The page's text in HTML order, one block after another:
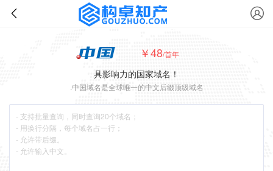
￥48/首年
具影响力的国家域名！
.中国域名是全球唯一的中文后缀顶级域名